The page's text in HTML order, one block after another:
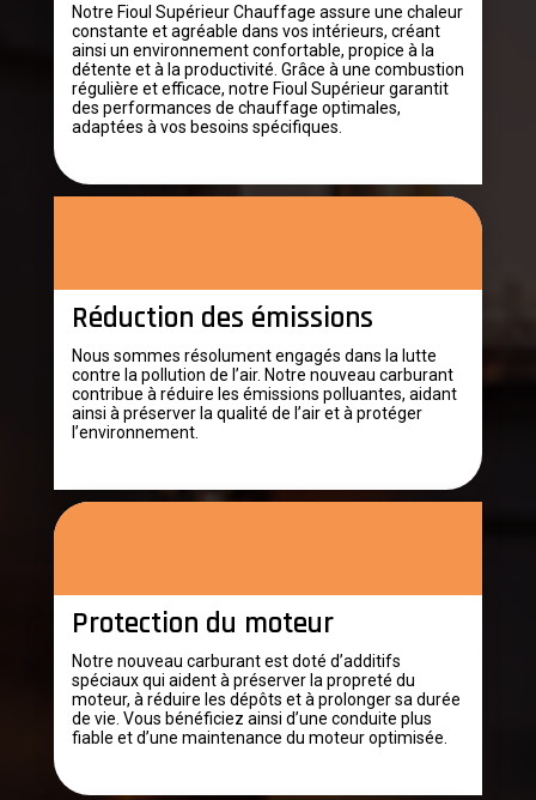
Notre Fioul Supérieur Chauffage assure une chaleur
constante et agréable dans vos intérieurs, créant
ainsi un environnement confortable, propice à la
détente et à la productivité. Grâce à une combustion
régulière et efficace, notre Fioul Supérieur garantit
des performances de chauffage optimales,
adaptées à vos besoins spécifiques.
Réduction des émissions
Nous sommes résolument engagés dans la lutte
contre la pollution de l’air. Notre nouveau carburant
contribue à réduire les émissions polluantes, aidant
ainsi à préserver la qualité de l’air et à protéger
l’environnement.
Protection du moteur
Notre nouveau carburant est doté d’additifs
spéciaux qui aident à préserver la propreté du
moteur, à réduire les dépôts et à prolonger sa durée
de vie. Vous bénéficiez ainsi d’une conduite plus
fiable et d’une maintenance du moteur optimisée.